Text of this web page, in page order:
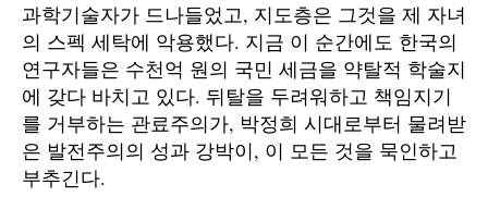
과학기술자가 드나들었고, 지도층은 그것을 제 자녀
의 스펙 세탁에 악용했다. 지금 이 순간에도 한국의
연구자들은 수천억 원의 국민 세금을 약탈적 학술지
에 갖다 바치고 있다. 뒤탈을 두려워하고 책임지기
를 거부하는 관료주의가, 박정희 시대로부터 물려받
은 발전주의의 성과 강박이, 이 모든 것을 묵인하고
부추긴다.